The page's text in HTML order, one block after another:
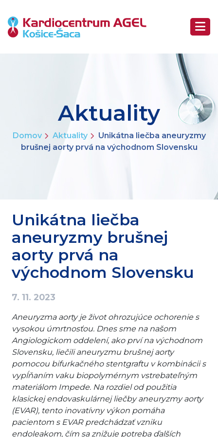
Aktuality
Domov Aktuality
Unikátna liečba aneuryzmy
brušnej aorty prvá na východnom Slovensku
Unikátna liečba
aneuryzmy brušnej
aorty prvá na
východnom Slovensku
7. 11. 2023
Aneuryzma aorty je život ohrozujúce ochorenie s
vysokou úmrtnosťou. Dnes sme na našom
Angiologickom oddelení, ako prví na východnom
Slovensku, liečili aneuryzmu brušnej aorty
pomocou bifurkačného stentgraftu v kombinácii s
vypĺňaním vaku biopolymérnym vstrebateľným
materiálom Impede. Na rozdiel od použitia
klasickej endovaskulárnej liečby aneuryzmy aorty
(EVAR), tento inovatívny výkon pomáha
pacientom s EVAR predchádzať vzniku
endoleakom, čím sa znižuje potreba ďalších